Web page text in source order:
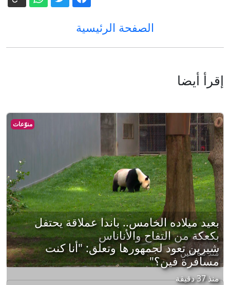
الصفحة الرئيسية
إقرأ أيضا
منوّعات
بعيد ميلاده الخامس.. باندا عملاقة يحتفل
بكعكة من التفاح والأناناس
منذ ساعتين
شيرين تعود لجمهورها وتعلق: "أنا كنت
مسافرة فين؟"
منذ 37 دقيقة